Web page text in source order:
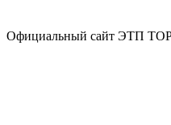
Официальный сайт ЭТП